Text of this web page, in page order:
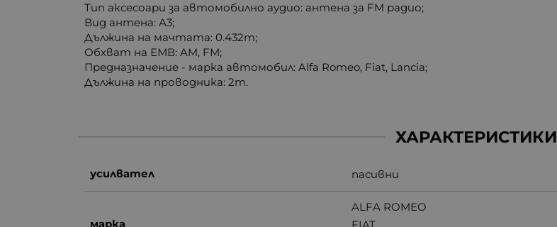
Тип аксесоари за автомобилно аудио: антена за FM радио;
Вид антена: A3;
Дължина на мачтата: 0.432m;
Обхват на ЕМВ: AM, FM;
Предназначение - марка автомобил: Alfa Romeo, Fiat, Lancia;
Дължина на проводника: 2m.
ХАРАКТЕРИСТИКИ
усилвател пасивни
марка
ALFA ROMEO